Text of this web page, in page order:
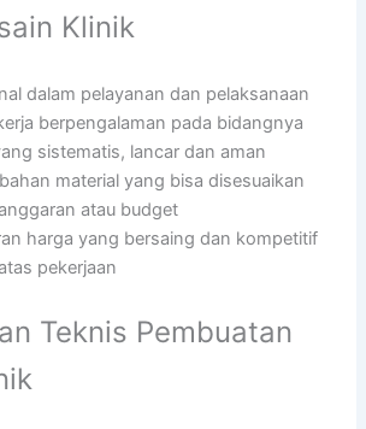
Klinik
dalam pelayanan dan pelaksanaan
berpengalaman pada bidangnya
sistematis, lancar dan aman
material yang bisa disesuaikan
atau budget
harga yang bersaing dan kompetitif
pekerjaan
Teknis Pembuatan